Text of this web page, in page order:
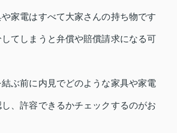
家電はすべて大家さんの持ち物です
てしまうと弁償や賠償請求になる可
ぶ前に内見でどのような家具や家電
、許容できるかチェックするのがお